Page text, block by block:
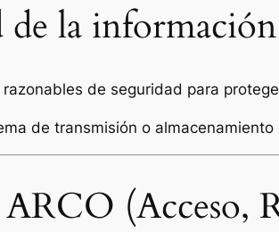
de la información
de seguridad para
de transmisión o
(Acceso,